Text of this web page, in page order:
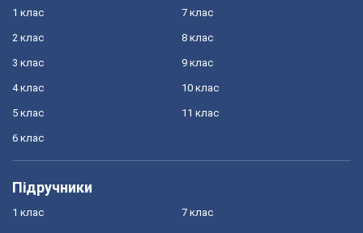
1 клас
2 клас
3 клас
4 клас
5 клас
6 клас
7 клас
8 клас
9 клас
10 клас
11 клас
Підручники
1 клас 7 клас